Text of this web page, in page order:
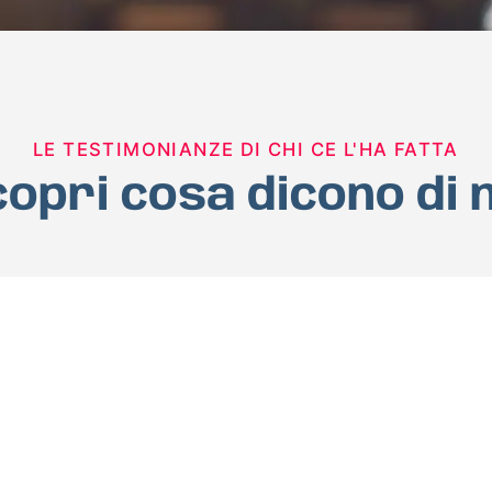
LE TESTIMONIANZE DI CHI CE L'HA FATTA
cosa dicono di